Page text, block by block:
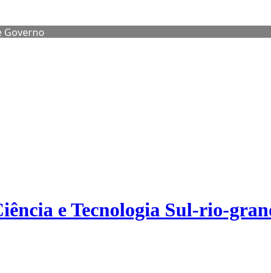
Governo
e Tecnologia Sul-rio-